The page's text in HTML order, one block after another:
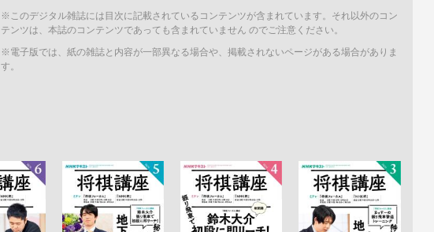
※このデジタル雑誌には目次に記載されているコンテンツが含まれています。それ以外のコン
テンツは、本誌のコンテンツであっても含まれていません のでご注意ください。
※電子版では、紙の雑誌と内容が一部異なる場合や、掲載されないページがある場合がありま
す。